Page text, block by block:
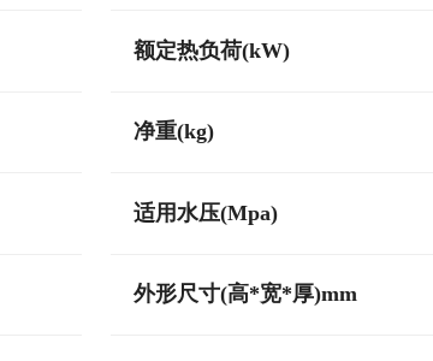
额定热负荷(kW)
净重(kg)
适用水压(Mpa)
外形尺寸(高*宽*厚)mm